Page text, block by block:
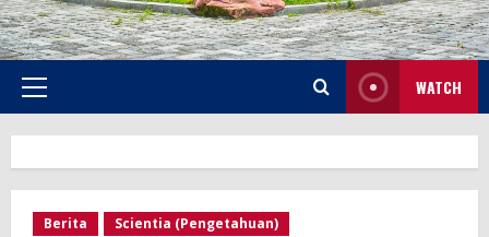
WATCH
Berita
Scientia (Pengetahuan)